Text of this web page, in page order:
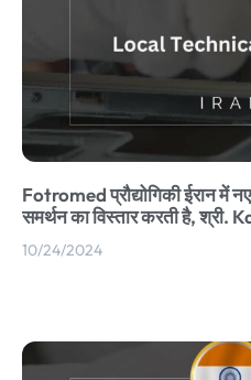
Fotromed प्रौद्योगिकी ईरान में
समर्थन का विस्तार करती है, श्री.
10/24/2024